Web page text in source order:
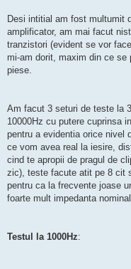
Desi intitial am fost multumit
amplificator, am mai facut
tranzistori (evident se vor
mi-am dorit, maxim din ce
piese.
Am facut 3 seturi de teste la
10000Hz cu putere cuprinsa
pentru a evidentia orice nivel
ce vom avea real la iesire,
cind te apropii de pragul de
zic), teste facute atit pe 8 cit
pentru ca la frecvente joase
foarte mult impedanta
Testul la 1000Hz: